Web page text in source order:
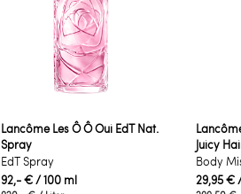
Lancôme Les Ô Ô Oui EdT Nat.
Spray
EdT Spray
92,- €/ 100 ml
Juicy
Body
29,95 €